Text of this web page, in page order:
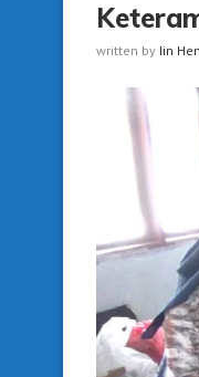
written by Iin